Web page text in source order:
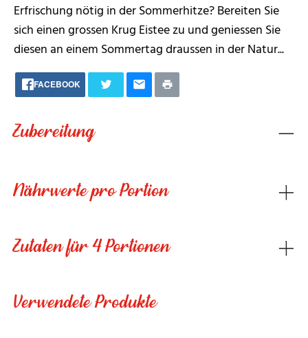
Erfrischung nötig in der Sommerhitze? Bereiten Sie
sich einen grossen Krug Eistee zu und geniessen Sie
diesen an einem Sommertag draussen in der Natur...
FACEBOOK
Zubereitung
Nährwerte pro Portion
Zutaten für 4 Portionen
Verwendete Produkte